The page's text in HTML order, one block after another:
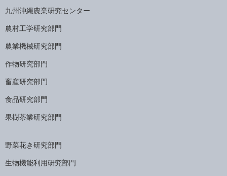
九州沖縄農業研究センター
農村工学研究部門
農業機械研究部門
作物研究部門
畜産研究部門
食品研究部門
果樹茶業研究部門
野菜花き研究部門
生物機能利用研究部門